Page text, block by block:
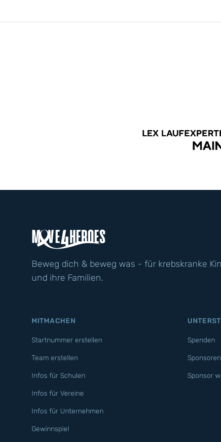
Beweg dich & beweg was - für krebskranke
und ihre Familien.
MITMACHEN
Startnummer erstellen
Team erstellen
Infos für Schulen
Infos für Vereine
Infos für Unternehmen
Gewinnspiel
Spenden
Sponsoren
Sponsor